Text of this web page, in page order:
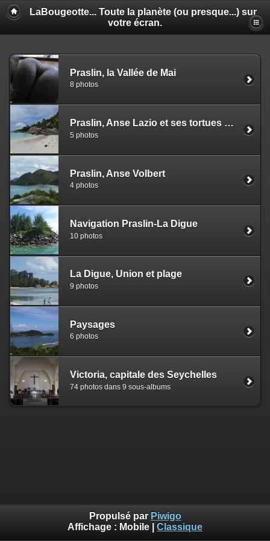
LaBougeotte... Toute la planète (ou presque...) sur
votre écran.
Praslin, la Vallée de Mai
8 photos
Praslin, Anse Lazio et ses tortues géantes
5 photos
Praslin, Anse Volbert
4 photos
Navigation Praslin-La Digue
10 photos
La Digue, Union et plage
9 photos
Paysages
6 photos
Victoria, capitale des Seychelles
74 photos dans 9 sous-albums
Propulsé par Piwigo
Affichage : Mobile Classique